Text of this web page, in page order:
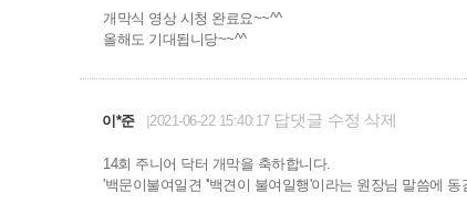
개막식 영상 시청 완료요~~^^
올해도 기대됩니당~~^^
이*준 2021-06-22 15:40:17 답댓글 수정 삭제
14회 주니어 닥터 개막을 축하합니다.
'백문이불여일견 ''백견이 불여일행'이라는 원장님 말씀에